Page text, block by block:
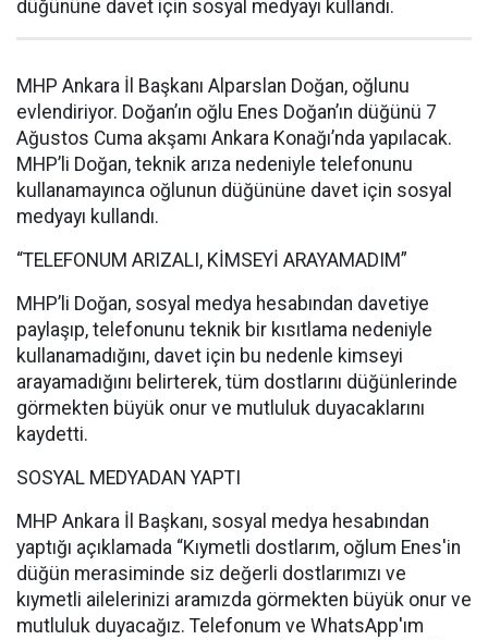
düğününe davet için sosyal medyayı kullandı.
MHP Ankara İl Başkanı Alparslan Doğan, oğlunu
evlendiriyor. Doğan’ın oğlu Enes Doğan’ın düğünü 7
Ağustos Cuma akşamı Ankara Konağı’nda yapılacak.
MHP’li Doğan, teknik arıza nedeniyle telefonunu
kullanamayınca oğlunun düğününe davet için sosyal
medyayı kullandı.
“TELEFONUM ARIZALI, KİMSEYİ ARAYAMADIM”
MHP’li Doğan, sosyal medya hesabından davetiye
paylaşıp, telefonunu teknik bir kısıtlama nedeniyle
kullanamadığını, davet için bu nedenle kimseyi
arayamadığını belirterek, tüm dostlarını düğünlerinde
görmekten büyük onur ve mutluluk duyacaklarını
kaydetti.
SOSYAL MEDYADAN YAPTI
MHP Ankara İl Başkanı, sosyal medya hesabından
yaptığı açıklamada “Kıymetli dostlarım, oğlum Enes'in
düğün merasiminde siz değerli dostlarımızı ve
kıymetli ailelerinizi aramızda görmekten büyük onur ve
mutluluk duyacağız. Telefonum ve WhatsApp'ım